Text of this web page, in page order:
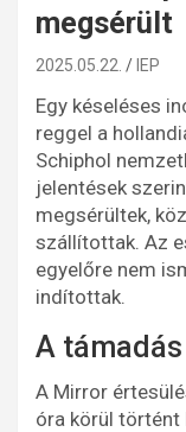
megsérült
2025.05.22. IEP
Egy késeléses
reggel a
Schiphol
jelentések
megsérültek,
szállítottak. Az
egyelőre nem
indítottak.
A
A Mirror
óra körül történt